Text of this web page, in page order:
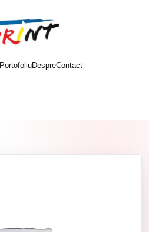
PortofoliuDespreContact